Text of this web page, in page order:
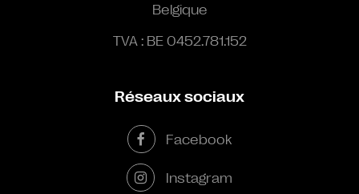
Belgique
TVA : BE 0452.781.152
Réseaux sociaux
Facebook
Instagram